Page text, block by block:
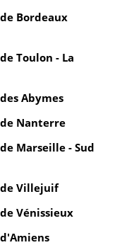
Bordeaux
Toulon - La
Abymes
Nanterre
Marseille - Sud
Villejuif
Vénissieux